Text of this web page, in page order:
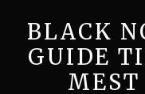
BLACK
GUIDE